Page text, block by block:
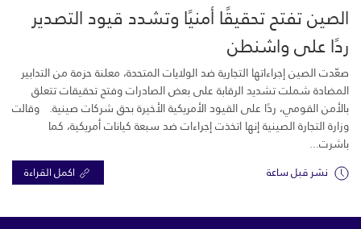
الصين تفتح تحقيقًا أمنيًا وتشدد قيود التصدير
ردًا على واشنطن
صعّدت الصين إجراءاتها التجارية ضد الولايات المتحدة، معلنة حزمة من التدابير
المضادة شملت تشديد الرقابة على بعض الصادرات وفتح تحقيقات تتعلق
بالأمن القومي، ردًا على القيود الأمريكية الأخيرة بحق شركات صينية. وقالت
وزارة التجارة الصينية إنها اتخذت إجراءات ضد سبعة كيانات أمريكية، كما
باشرت...
نشر قبل ساعة اكمل القراءة